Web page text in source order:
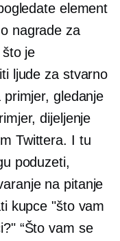
element
nagrade za
što je
ljude za stvarno
gledanje
dijeljenje
Twittera. I tu
poduzeti,
na pitanje
kupce "što vam
“Što vam se